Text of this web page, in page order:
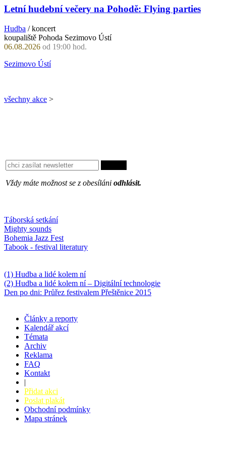
Letní hudební večery na Pohodě: Flying parties
Hudba / koncert
koupaliště Pohoda Sezimovo Ústí
06.08.2026 od 19:00 hod.
Sezimovo Ústí
všechny akce >
Vždy máte možnost se z obesíláni odhlásit.
Táborská setkání
Mighty sounds
Bohemia Jazz Fest
Tabook - festival literatury
(1) Hudba a lidé kolem ní
(2) Hudba a lidé kolem ní – Digitální technologie
Den po dni: Průřez festivalem Přeštěnice 2015
Články a reporty
Kalendář akcí
Témata
Archiv
Reklama
FAQ
Kontakt
|
Přidat akci
Poslat plakát
Obchodní podmínky
Mapa stránek